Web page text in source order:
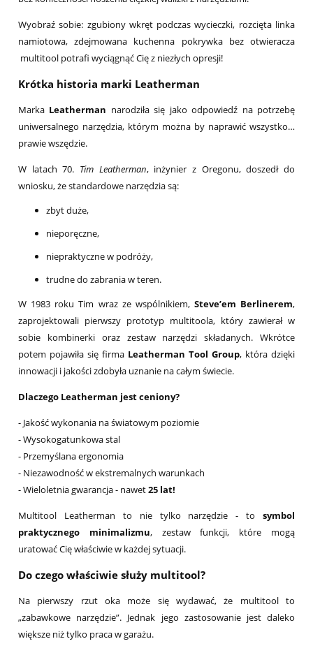
Wyobraź sobie: zgubiony wkręt podczas wycieczki, rozcięta linka
namiotowa, zdejmowana kuchenna pokrywka bez otwieracza
multitool potrafi wyciągnąć Cię z niezłych opresji!
Krótka historia marki Leatherman
Marka Leatherman narodziła się jako odpowiedź na potrzebę
uniwersalnego narzędzia, którym można by naprawić wszystko…
prawie wszędzie.
W latach 70. Tim Leatherman, inżynier z Oregonu, doszedł do
wniosku, że standardowe narzędzia są:
zbyt duże,
nieporęczne,
niepraktyczne w podróży,
trudne do zabrania w teren.
W 1983 roku Tim wraz ze wspólnikiem, Steve’em Berlinerem,
zaprojektowali pierwszy prototyp multitoola, który zawierał w
sobie kombinerki oraz zestaw narzędzi składanych. Wkrótce
potem pojawiła się firma Leatherman Tool Group, która dzięki
innowacji i jakości zdobyła uznanie na całym świecie.
Dlaczego Leatherman jest ceniony?
- Jakość wykonania na światowym poziomie
- Wysokogatunkowa stal
- Przemyślana ergonomia
- Niezawodność w ekstremalnych warunkach
- Wieloletnia gwarancja - nawet25 lat!
Multitool Leatherman to nie tylko narzędzie - to symbol
praktycznego minimalizmu, zestaw funkcji, które mogą
uratować Cię właściwie w każdej sytuacji.
Do czego właściwie służy multitool?
Na pierwszy rzut oka może się wydawać, że multitool to
„zabawkowe narzędzie”. Jednak jego zastosowanie jest daleko
większe niż tylko praca w garażu.